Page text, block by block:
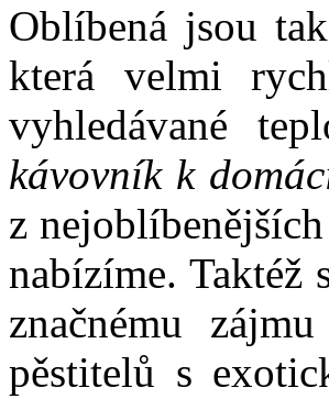
Oblíbená jsou
která velmi
vyhledávané
kávovník k
z
nabízíme. Taktéž
značnému
pěstitelů s